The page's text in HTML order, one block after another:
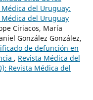
Médica del Uruguay:
Médica del Uruguay
Ciriacos, María
González González,
de defunción en
, Revista Médica del
Revista Médica del